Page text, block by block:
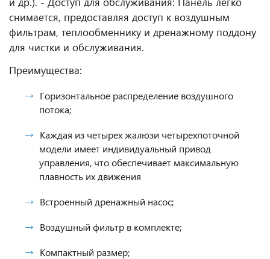
снимается, предоставляя доступ к воздушным
фильтрам, теплообменнику и дренажному поддону
для чистки и обслуживания.
Преимущества:
Горизонтальное распределение воздушного
потока;
Каждая из четырех жалюзи четырехпоточной
модели имеет индивидуальный привод
управления, что обеспечивает максимальную
плавность их движения
Встроенный дренажный насос;
Воздушный фильтр в комплекте;
Компактный размер;